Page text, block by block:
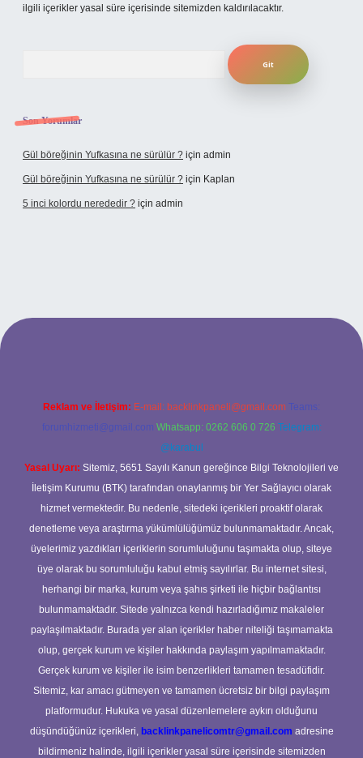
ilgili içerikler yasal süre içerisinde sitemizden kaldırılacaktır.
Son Yorumlar
Gül böreğinin Yufkasına ne sürülür ? için admin
Gül böreğinin Yufkasına ne sürülür ? için Kaplan
5 inci kolordu nerededir ? için admin
Reklam ve İletişim: E-mail: backlinkpaneli@gmail.com Teams:
forumhizmeti@gmail.com Whatsapp: 0262 606 0 726 Telegram:
@karabul
Yasal Uyarı: Sitemiz, 5651 Sayılı Kanun gereğince Bilgi Teknolojileri ve
İletişim Kurumu (BTK) tarafından onaylanmış bir Yer Sağlayıcı olarak
hizmet vermektedir. Bu nedenle, sitedeki içerikleri proaktif olarak
denetleme veya araştırma yükümlülüğümüz bulunmamaktadır. Ancak,
üyelerimiz yazdıkları içeriklerin sorumluluğunu taşımakta olup, siteye
üye olarak bu sorumluluğu kabul etmiş sayılırlar. Bu internet sitesi,
herhangi bir marka, kurum veya şahıs şirketi ile hiçbir bağlantısı
bulunmamaktadır. Sitede yalnızca kendi hazırladığımız makaleler
paylaşılmaktadır. Burada yer alan içerikler haber niteliği taşımamakta
olup, gerçek kurum ve kişiler hakkında paylaşım yapılmamaktadır.
Gerçek kurum ve kişiler ile isim benzerlikleri tamamen tesadüfidir.
Sitemiz, kar amacı gütmeyen ve tamamen ücretsiz bir bilgi paylaşım
platformudur. Hukuka ve yasal düzenlemelere aykırı olduğunu
düşündüğünüz içerikleri, backlinkpanelicomtr@gmail.com adresine
bildirmeniz halinde, ilgili içerikler yasal süre içerisinde sitemizden